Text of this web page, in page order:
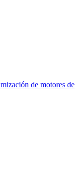
de motores de